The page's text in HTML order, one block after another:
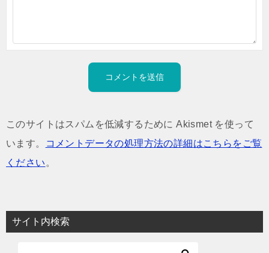
このサイトはスパムを低減するために Akismet を使って
います。
コメントデータの処理方法の詳細はこちらをご覧
ください 。
サイト内検索